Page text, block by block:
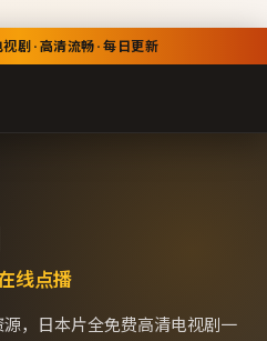
剧 · 高清流畅 · 每日更新
线点播
， 日本片全免费高清电视剧一